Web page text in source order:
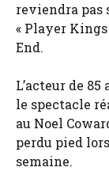
reviendra pas
« Player
End.
L’acteur de
le spectacle
au Noel
perdu pied
semaine.